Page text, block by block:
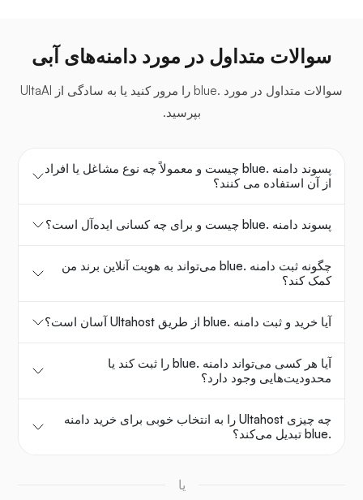
سوالات متداول در مورد دامنه‌های آبی
سوالات متداول در مورد .blue را مرور کنید یا به سادگی از UltaAI
بپرسید.
پسوند دامنه .blue چیست و معمولاً چه نوع مشاغل یا افراد
از آن استفاده می کنند؟
پسوند دامنه .blue چیست و برای چه کسانی ایده‌آل است؟
چگونه ثبت دامنه .blue می‌تواند به هویت آنلاین برند من
کمک کند؟
آیا خرید و ثبت دامنه .blue از طریق Ultahost آسان است؟
آیا هر کسی می‌تواند دامنه .blue را ثبت کند یا
محدودیت‌هایی وجود دارد؟
چه چیزی Ultahost را به انتخاب خوبی برای خرید دامنه
.blue تبدیل می‌کند؟
یا